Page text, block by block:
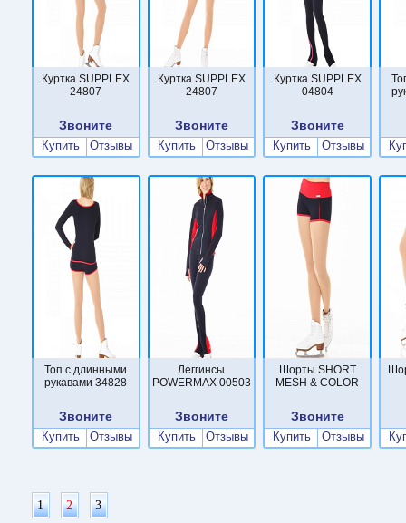
Куртка SUPPLEX
24807
Звоните
Купить Отзывы
Куртка SUPPLEX
24807
Звоните
Купить Отзывы
Куртка SUPPLEX
04804
Звоните
Купить Отзывы
Топ с длинными
рукавами 34828
Звоните
Купить Отзывы
Леггинсы
POWERMAX 00503
Звоните
Купить Отзывы
Шорты SHORT
MESH & COLOR
Звоните
Купить Отзывы
1 2 3